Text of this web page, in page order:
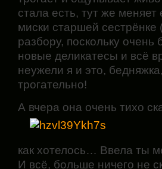
стала есть, тут же
миски старшей сестрёнке
разбору, поскольку
новые деликатесы и всё
неужели я и это,
трогательно!
А вчера она очень тихо
как хотелось… Ввела ты
И всё, больше ничего не